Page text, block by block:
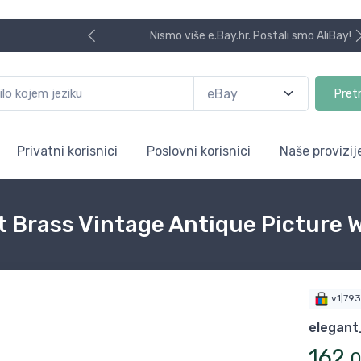
Nismo više e.Bay.hr. Postali smo AliBay!
Privatni korisnici Poslovni korisnici Naše
Vintage Antique Picture